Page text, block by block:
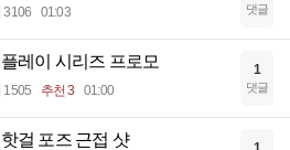
3106 01:03 댓글
레이 시리즈 프로모
1505 추천 3 01:00
1
댓글
걸 포즈 근접 샷